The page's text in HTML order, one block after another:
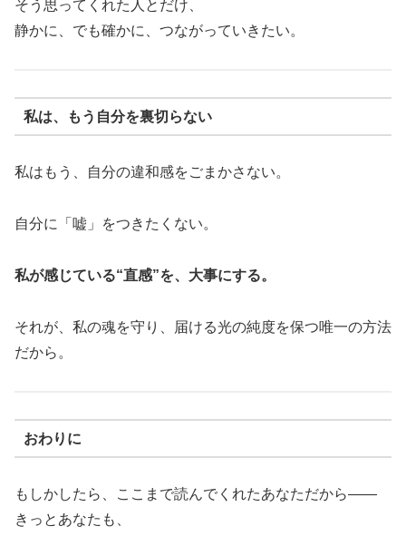
そう思ってくれた人とだけ、
静かに、でも確かに、つながっていきたい。
私は、もう自分を裏切らない
私はもう、自分の違和感をごまかさない。
自分に「嘘」をつきたくない。
私が感じている“直感”を、大事にする。
それが、私の魂を守り、届ける光の純度を保つ唯一の方法
だから。
おわりに
もしかしたら、ここまで読んでくれたあなただから——
きっとあなたも、